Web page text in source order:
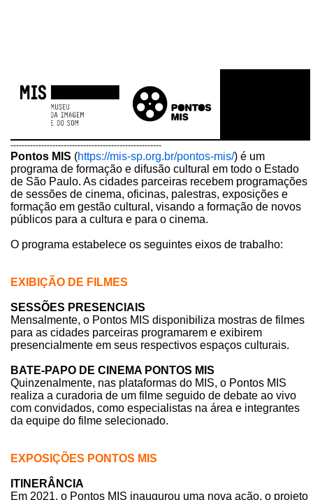
------------------------------------------------------
Pontos MIS (https://mis-sp.org.br/pontos-mis/) é um
programa de formação e difusão cultural em todo o Estado
de São Paulo. As cidades parceiras recebem programações
de sessões de cinema, oficinas, palestras, exposições e
formação em gestão cultural, visando a formação de novos
públicos para a cultura e para o cinema.
O programa estabelece os seguintes eixos de trabalho:
EXIBIÇÃO DE FILMES
SESSÕES PRESENCIAIS
Mensalmente, o Pontos MIS disponibiliza mostras de filmes
para as cidades parceiras programarem e exibirem
presencialmente em seus respectivos espaços culturais.
BATE-PAPO DE CINEMA PONTOS MIS
Quinzenalmente, nas plataformas do MIS, o Pontos MIS
realiza a curadoria de um filme seguido de debate ao vivo
com convidados, como especialistas na área e integrantes
da equipe do filme selecionado.
EXPOSIÇÕES PONTOS MIS
ITINERÂNCIA
Em 2021, o Pontos MIS inaugurou uma nova ação, o projeto